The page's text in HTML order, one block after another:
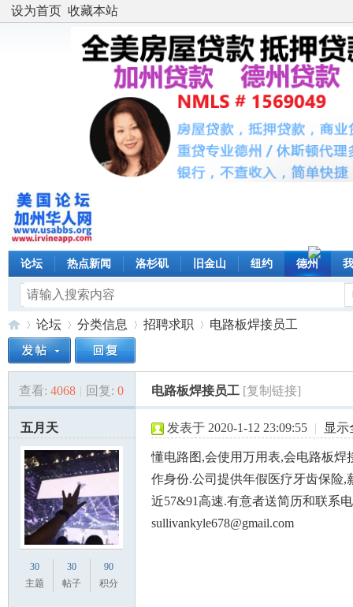
设为首页 收藏本站
论坛 热点新闻 洛杉矶 旧金山 纽约 德州
美»
论坛
›
分类信息 招聘求职
›
电路板焊接员工
查看: 4068 | 回复: 0 电路板焊接员工 [复制链接]
五月天
30
主题
30
帖子
90
积分
发表于 2020-1-12 23:09:55 | 显示
懂电路图,会使用万用表,会电路板焊
作身份.公司提供年假医疗牙齿保险,
近57&91高速.有意者送简历和联系
sullivankyle678@gmail.com